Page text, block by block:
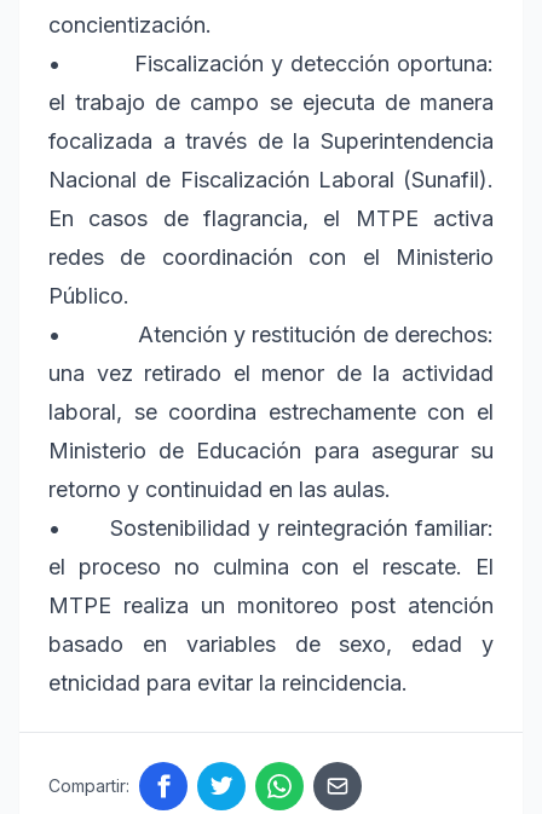
concientización.
•
Fiscalización y detección oportuna:
el trabajo de campo se ejecuta de manera
focalizada a través de la Superintendencia
Nacional de Fiscalización Laboral (Sunafil).
En casos de flagrancia, el MTPE activa
redes de coordinación con el Ministerio
Público.
•
Atención y restitución de derechos:
una vez retirado el menor de la actividad
laboral, se coordina estrechamente con el
Ministerio de Educación para asegurar su
retorno y continuidad en las aulas.
•
Sostenibilidad y reintegración familiar:
el proceso no culmina con el rescate. El
MTPE realiza un monitoreo post atención
basado en variables de sexo, edad y
etnicidad para evitar la reincidencia.
Compartir: